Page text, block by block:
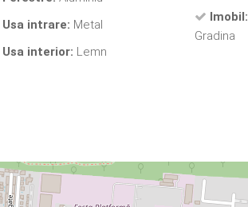
Usa intrare: Metal
Usa interior: Lemn
Imobil:
Gradina